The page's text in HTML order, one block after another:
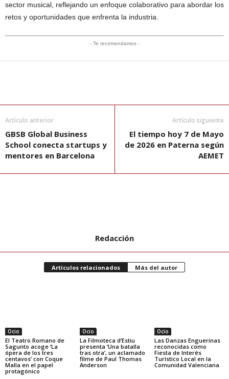
sector musical, reflejando un enfoque colaborativo para abordar los
retos y oportunidades que enfrenta la industria.
- Te recomendamos -
Artículo anterior
GBSB Global Business
School conecta startups y
mentores en Barcelona
Artículo siguiente
El tiempo hoy 7 de Mayo
de 2026 en Paterna según
AEMET
Redacción
Artículos relacionados Más del autor
Ocio
El Teatro Romano de
Sagunto acoge ‘La
ópera de los tres
centavos’ con Coque
Malla en el papel
protagónico
Ocio
La Filmoteca d’Estiu
presenta ‘Una batalla
tras otra’, un aclamado
filme de Paul Thomas
Anderson
Ocio
Las Danzas Enguerinas
reconocidas como
Fiesta de Interés
Turístico Local en la
Comunidad Valenciana